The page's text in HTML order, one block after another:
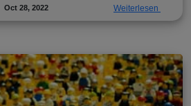
Oct 28, 2022 Weiterlesen